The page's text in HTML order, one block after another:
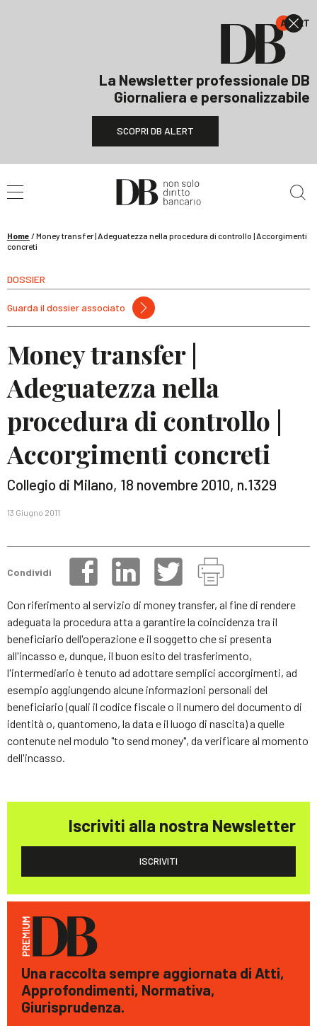
La Newsletter professionale DB
Giornaliera e personalizzabile
SCOPRI DB ALERT
Home /Money transfer | Adeguatezza nella procedura di controllo | Accorgimenti
concreti
DOSSIER
Guarda il dossier associato
Money transfer |
Adeguatezza nella
procedura di controllo |
Accorgimenti concreti
Collegio di Milano, 18 novembre 2010, n.1329
13 Giugno 2011
Condividi
Con riferimento al servizio di money transfer, al fine di rendere
adeguata la procedura atta a garantire la coincidenza tra il
beneficiario dell'operazione e il soggetto che si presenta
all'incasso e, dunque, il buon esito del trasferimento,
l'intermediario è tenuto ad adottare semplici accorgimenti, ad
esempio aggiungendo alcune informazioni personali del
beneficiario (quali il codice fiscale o il numero del documento di
identità o, quantomeno, la data e il luogo di nascita) a quelle
contenute nel modulo "to send money", da verificare al momento
dell'incasso.
Iscriviti alla nostra Newsletter
ISCRIVITI
Una raccolta sempre aggiornata di Atti,
Approfondimenti, Normativa,
Giurisprudenza.